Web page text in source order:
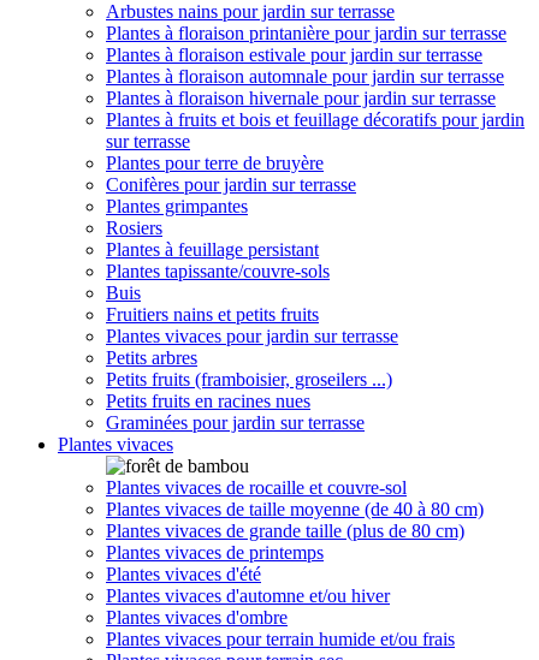
Arbustes nains pour jardin sur terrasse
Plantes à floraison printanière pour jardin sur terrasse
Plantes à floraison estivale pour jardin sur terrasse
Plantes à floraison automnale pour jardin sur terrasse
Plantes à floraison hivernale pour jardin sur terrasse
Plantes à fruits et bois et feuillage décoratifs pour jardin
sur terrasse
Plantes pour terre de bruyère
Conifères pour jardin sur terrasse
Plantes grimpantes
Rosiers
Plantes à feuillage persistant
Plantes tapissante/couvre-sols
Buis
Fruitiers nains et petits fruits
Plantes vivaces pour jardin sur terrasse
Petits arbres
Petits fruits (framboisier, groseilers ...)
Petits fruits en racines nues
Graminées pour jardin sur terrasse
Plantes vivaces
Plantes vivaces de rocaille et couvre-sol
Plantes vivaces de taille moyenne (de 40 à 80 cm)
Plantes vivaces de grande taille (plus de 80 cm)
Plantes vivaces de printemps
Plantes vivaces d'été
Plantes vivaces d'automne et/ou hiver
Plantes vivaces d'ombre
Plantes vivaces pour terrain humide et/ou frais